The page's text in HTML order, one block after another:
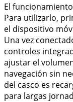
El
Para utilizarlo,
el dispositivo
Una vez
controles
ajustar el
navegación sin
del casco es
para largas